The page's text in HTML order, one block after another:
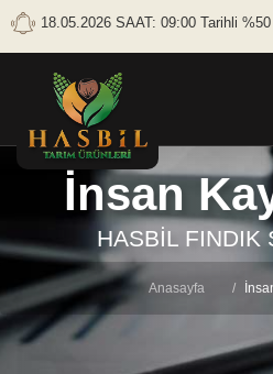
18.05.2026 SAAT: 09:00 Tarihli %50 Kabuklu Fındık Fiyatı
İnsan
HASBİL FINDIK
Anasayfa